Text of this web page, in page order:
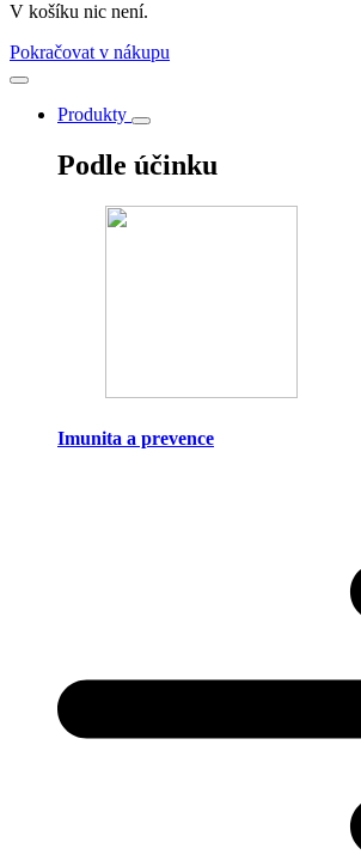
V košíku nic není.
Pokračovat v nákupu
Produkty
Podle účinku
Imunita a prevence